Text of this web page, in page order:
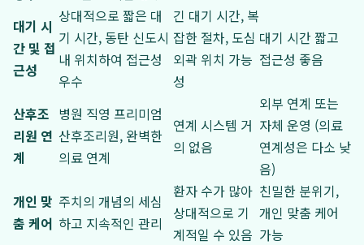
대기 시
간 및 접
근성
상대적으로 짧은 대
기 시간, 동탄 신도시
내 위치하여 접근성
우수
긴 대기 시간, 복
잡한 절차, 도심
외곽 위치 가능
성
대기 시간 짧고
접근성 좋음
산후조
리원 연
계
병원 직영 프리미엄
산후조리원, 완벽한
의료 연계
연계 시스템 거
의 없음
외부 연계 또는
자체 운영 (의료
연계성은 다소 낮
음)
개인 맞
춤 케어
주치의 개념의 세심
하고 지속적인 관리
환자 수가 많아
상대적으로 기
계적일 수 있음
친밀한 분위기,
개인 맞춤 케어
가능